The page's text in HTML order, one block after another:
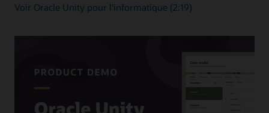
Voir Oracle Unity pour l'informatique (2:19)